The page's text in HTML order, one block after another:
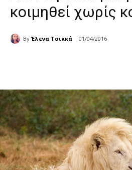
κοιμηθεί χωρίς
By Έλενα Τσικκά 01/04/2016